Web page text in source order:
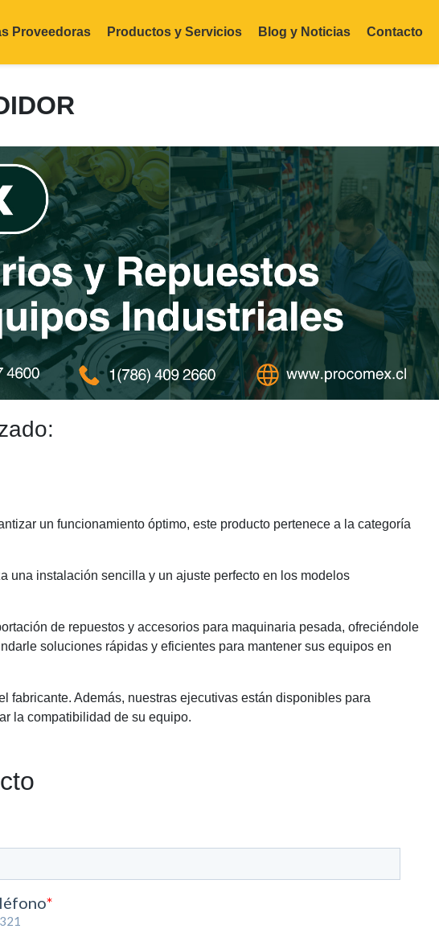
Proveedoras Productos y Servicios Blog y Noticias Contacto
un funcionamiento óptimo, este producto pertenece a la categoría
una instalación sencilla y un ajuste perfecto en los modelos
de repuestos y accesorios para maquinaria pesada, ofreciéndole
soluciones rápidas y eficientes para mantener sus equipos en
fabricante. Además, nuestras ejecutivas están disponibles para
la compatibilidad de su equipo.